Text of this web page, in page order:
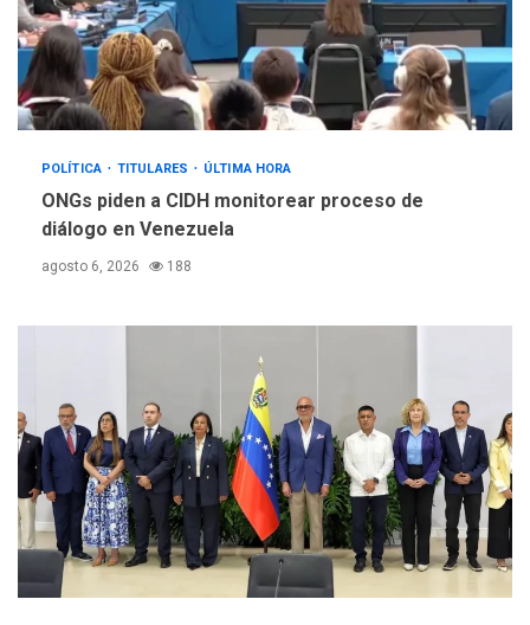
POLÍTICA TITULARES ÚLTIMA HORA
ONGs piden a CIDH monitorear proceso de
diálogo en Venezuela
agosto 6, 2026 188